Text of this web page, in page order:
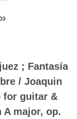
末頁
; Fantasía
/ Joaquin
for guitar &
major, op.